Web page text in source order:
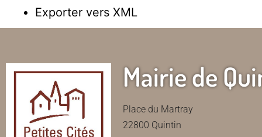
Exporter vers XML
Mairie de
Place du Martray
22800 Quintin